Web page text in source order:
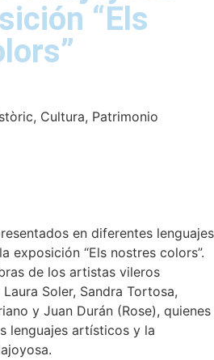
“Els
Cultura, Patrimonio
en diferentes lenguajes
exposición “Els nostres colors”.
de los artistas vileros
Soler, Sandra Tortosa,
y Juan Durán (Rose), quienes
lenguajes artísticos y la